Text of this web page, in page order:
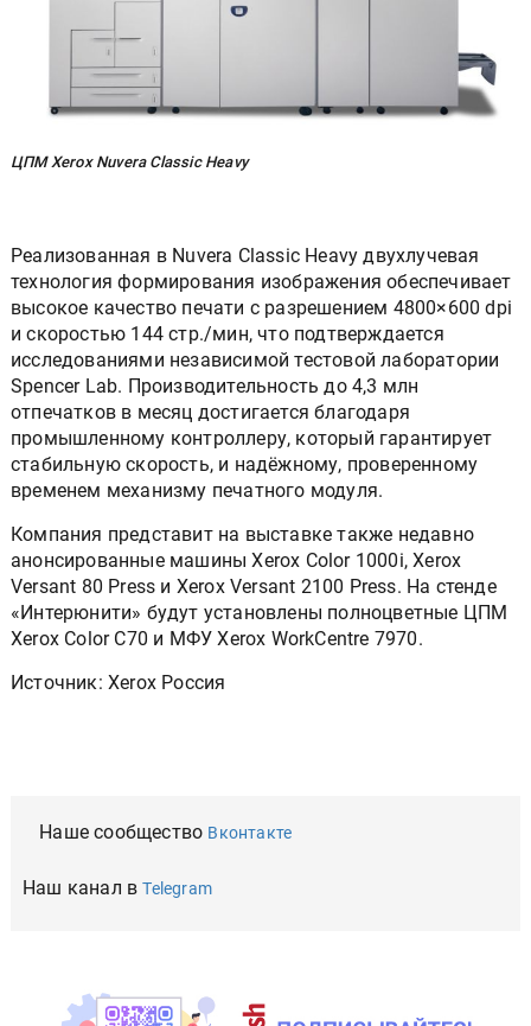
ЦПМ Xerox Nuvera Classic Heavy
Реализованная в Nuvera Classic Heavy двухлучевая
технология формирования изображения обеспечивает
высокое качество печати с разрешением 4800×600 dpi
и скоростью 144 стр./мин, что подтверждается
исследованиями независимой тестовой лаборатории
Spencer Lab. Производительность до 4,3 млн
отпечатков в месяц достигается благодаря
промышленному контроллеру, который гарантирует
стабильную скорость, и надёжному, проверенному
временем механизму печатного модуля.
Компания представит на выставке также недавно
анонсированные машины Xerox Color 1000i, Xerox
Versant 80 Press и Xerox Versant 2100 Press. На стенде
«Интерюнити» будут установлены полноцветные ЦПМ
Xerox Color C70 и МФУ Xerox WorkCentre 7970.
Источник: Xerox Россия
Наше сообщество Вконтакте
Наш канал вTelegram